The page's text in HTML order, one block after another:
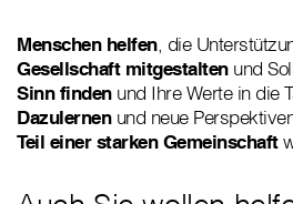
Menschen helfen, die
Gesellschaft mitgestaltenund
Sinn findenund Ihre Werte in die
Dazulernenund neue
Teil einer starken Gemeinschaft